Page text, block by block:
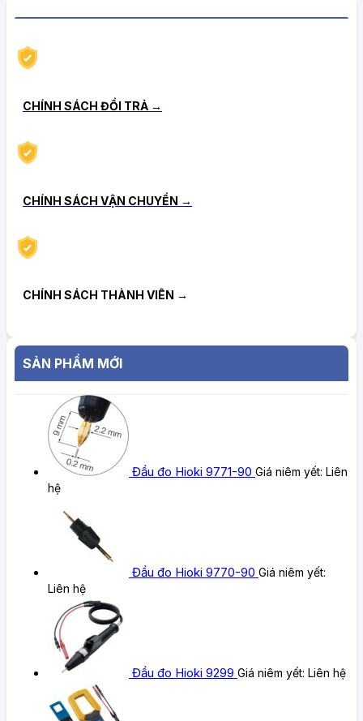
CHÍNH SÁCH ĐỔI TRẢ →
CHÍNH SÁCH VẬN CHUYỂN →
CHÍNH SÁCH THÀNH VIÊN →
SẢN PHẨM MỚI
Đầu đo Hioki 9771-90 Giá niêm yết: Liên
hệ
Đầu đo Hioki 9770-90 Giá niêm yết:
Liên hệ
Đầu đo Hioki 9299 Giá niêm yết: Liên hệ